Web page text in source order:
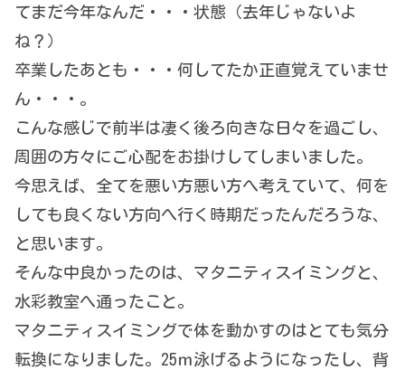
てまだ今年なんだ・・・状態（去年じゃないよ
ね？）
卒業したあとも・・・何してたか正直覚えていませ
ん・・・。
こんな感じで前半は凄く後ろ向きな日々を過ごし、
周囲の方々にご心配をお掛けしてしまいました。
今思えば、全てを悪い方悪い方へ考えていて、何を
しても良くない方向へ行く時期だったんだろうな、
と思います。
そんな中良かったのは、マタニティスイミングと、
水彩教室へ通ったこと。
マタニティスイミングで体を動かすのはとても気分
転換になりました。25ｍ泳げるようになったし、背